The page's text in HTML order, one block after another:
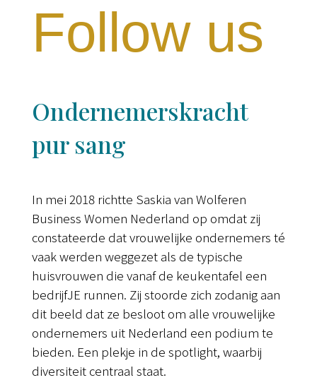
Follow us
Ondernemerskracht
pur sang
In mei 2018 richtte Saskia van Wolferen
Business Women Nederland op omdat zij
constateerde dat vrouwelijke ondernemers té
vaak werden weggezet als de typische
huisvrouwen die vanaf de keukentafel een
bedrijfJE runnen. Zij stoorde zich zodanig aan
dit beeld dat ze besloot om alle vrouwelijke
ondernemers uit Nederland een podium te
bieden. Een plekje in de spotlight, waarbij
diversiteit centraal staat.